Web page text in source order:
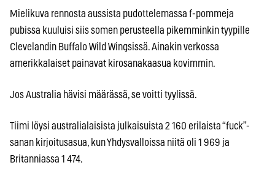
Mielikuva rennosta aussista pudottelemassa f-pommeja
pubissa kuuluisi siis somen perusteella pikemminkin tyypille
Clevelandin Buffalo Wild Wingsissä. Ainakin verkossa
amerikkalaiset painavat kirosanakaasua kovimmin.
Jos Australia hävisi määrässä, se voitti tyylissä.
Tiimi löysi australialaisista julkaisuista 2 160 erilaista “fuck”-
sanan kirjoitusasua, kun Yhdysvalloissa niitä oli 1 969 ja
Britanniassa 1 474.